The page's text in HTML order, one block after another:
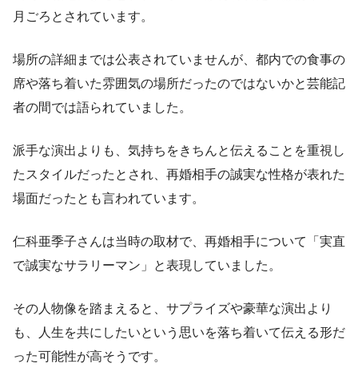
月ごろとされています。
場所の詳細までは公表されていませんが、都内での食事の
席や落ち着いた雰囲気の場所だったのではないかと芸能記
者の間では語られていました。
派手な演出よりも、気持ちをきちんと伝えることを重視し
たスタイルだったとされ、再婚相手の誠実な性格が表れた
場面だったとも言われています。
仁科亜季子さんは当時の取材で、再婚相手について「実直
で誠実なサラリーマン」と表現していました。
その人物像を踏まえると、サプライズや豪華な演出より
も、人生を共にしたいという思いを落ち着いて伝える形だ
った可能性が高そうです。